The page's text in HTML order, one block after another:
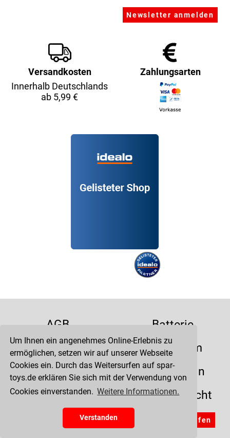
Um Ihnen ein angenehmes Online-Erlebnis zu
ermöglichen, setzen wir auf unserer Webseite
Cookies ein. Durch das Weitersurfen auf spar-
toys.de erklären Sie sich mit der Verwendung von
Cookies einverstanden. Weitere Informationen.
Verstanden
Versandkosten
Innerhalb Deutschlands
ab 5,99 €
Zahlungsarten
AGB
Batterie
Datenschutz
Impressum
Kontakt
Liefertermin
Versandkosten
Widerrufsrecht